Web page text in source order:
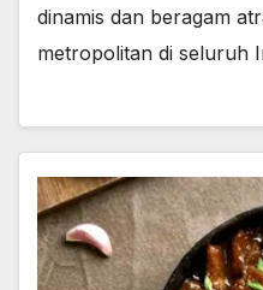
dinamis dan beragam
metropolitan di seluruh